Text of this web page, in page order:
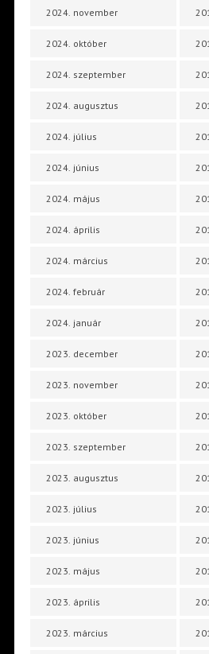
2024. november
2024. október
2024. szeptember
2024. augusztus
2024. július
2024. június
2024. május
2024. április
2024. március
2024. február
2024. január
2023. december
2023. november
2023. október
2023. szeptember
2023. augusztus
2023. július
2023. június
2023. május
2023. április
2023. március